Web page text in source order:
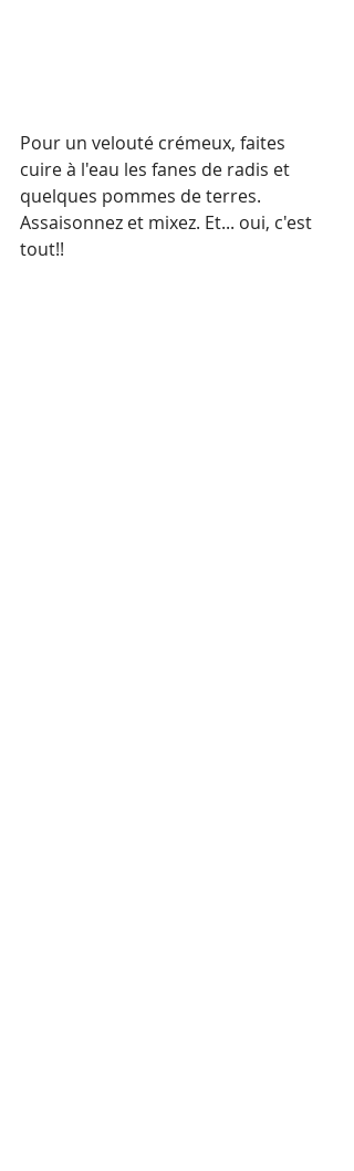
Pour un velouté crémeux, faites
cuire à l'eau les fanes de radis et
quelques pommes de terres.
Assaisonnez et mixez. Et... oui, c'est
tout!!